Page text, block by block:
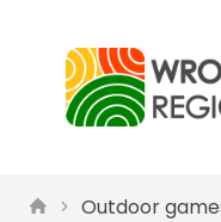
Outdoor